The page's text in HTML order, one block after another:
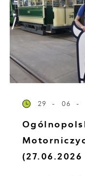
29 - 06 -